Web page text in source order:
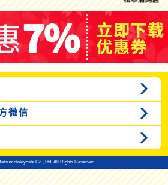
微信
Co., Ltd. All Rights Reserved.